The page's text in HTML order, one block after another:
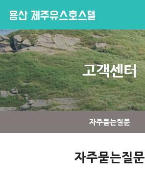
고객센터
자주묻는질문
자주묻는질문